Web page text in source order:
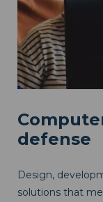
defense
Design,
solutions that